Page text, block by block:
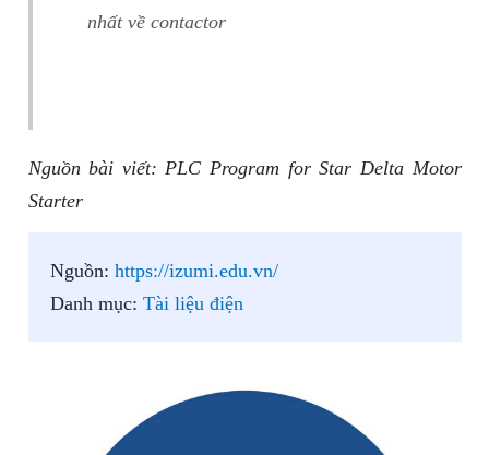
nhất về contactor
Nguồn bài viết: PLC Program for Star Delta Motor
Starter
Nguồn: https://izumi.edu.vn/
Danh mục: Tài liệu điện